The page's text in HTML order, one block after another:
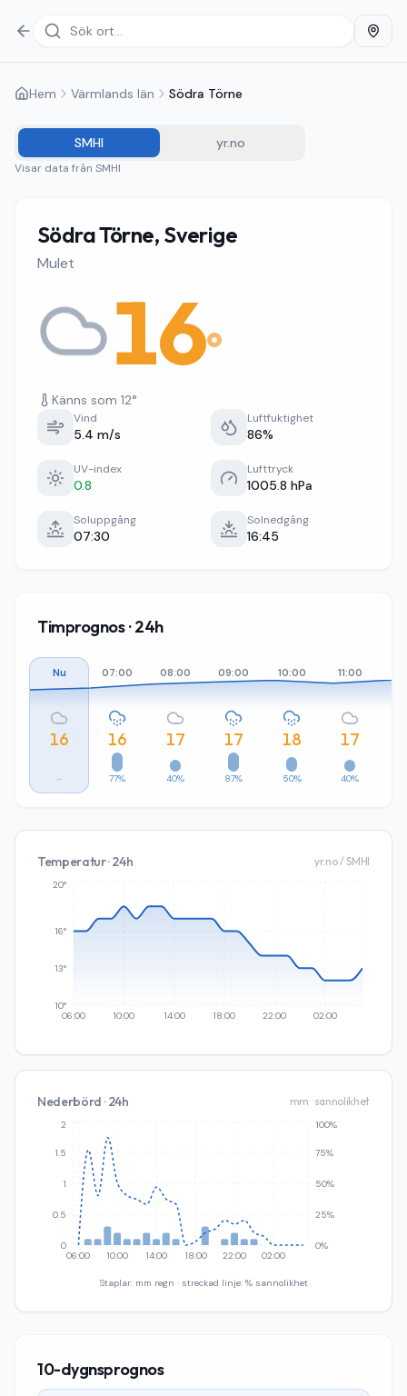
Hem Värmlands län Södra Törne
SMHI yr.no
Visar data från SMHI
Södra Törne, Sverige
Mulet
16°
Känns som 12°
Vind
5.4 m/s
Luftfuktighet
86%
UV-index
0.8
Lufttryck
1005.8 hPa
Soluppgång
07:30
Solnedgång
16:45
Timprognos · 24h
Nu
16
–
07:00
16
77%
08:00
17
40%
09:00
17
87%
10:00
18
50%
11:00
17
40%
Temperatur · 24h yr.no / SMHI
06:00 10:00 14:00 18:00 22:00 02:00
10°
13°
16°
20°
Nederbörd · 24h mm · sannolikhet
06:00 10:00 14:00 18:00 22:00 02:00
0
0.5
1
1.5
2
0%
25%
50%
75%
100%
Staplar: mm regn · streckad linje: % sannolikhet
10-dygnsprognos